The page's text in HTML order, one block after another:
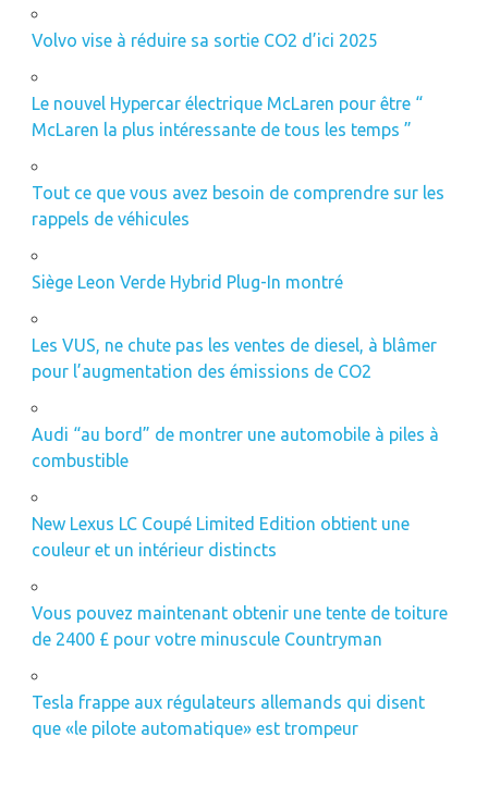
Volvo vise à réduire sa sortie CO2 d’ici 2025
Le nouvel Hypercar électrique McLaren pour être “
McLaren la plus intéressante de tous les temps ”
Tout ce que vous avez besoin de comprendre sur les
rappels de véhicules
Siège Leon Verde Hybrid Plug-In montré
Les VUS, ne chute pas les ventes de diesel, à blâmer
pour l’augmentation des émissions de CO2
Audi “au bord” de montrer une automobile à piles à
combustible
New Lexus LC Coupé Limited Edition obtient une
couleur et un intérieur distincts
Vous pouvez maintenant obtenir une tente de toiture
de 2400 £ pour votre minuscule Countryman
Tesla frappe aux régulateurs allemands qui disent
que «le pilote automatique» est trompeur